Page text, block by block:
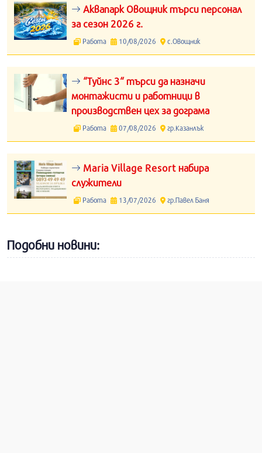
Аквапарк Овощник търси персонал
за сезон 2026 г.
Работа 10/08/2026 с.Овощник
“Туйнс 3“ търси да назначи
монтажисти и работници в
производствен цех за дограма
Работа 07/08/2026 гр.Казанлък
Maria Village Resort набира
служители
Работа 13/07/2026 гр.Павел Баня
Подобни новини: